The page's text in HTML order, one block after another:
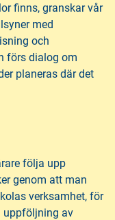
finns, granskar vår
med
och
förs dialog om
planeras där det
följa upp
genom att man
verksamhet, för
uppföljning av